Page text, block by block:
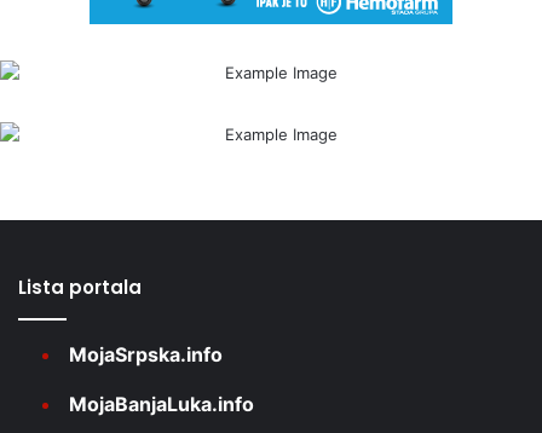
Lista portala
MojaSrpska.info
MojaBanjaLuka.info